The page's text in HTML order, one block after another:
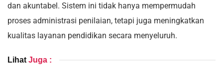
dan akuntabel. Sistem ini tidak hanya mempermudah
proses administrasi penilaian, tetapi juga meningkatkan
kualitas layanan pendidikan secara menyeluruh.
Lihat Juga :